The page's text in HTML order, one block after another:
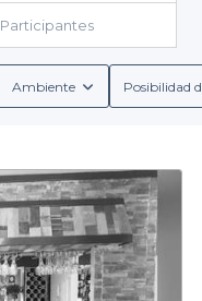
Participantes
Ambiente Posibilidad